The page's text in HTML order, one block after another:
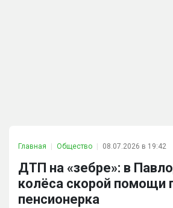
Главная Общество 08.07.2026 в 19:42
ДТП на «зебре»: в
колёса скорой помощи
пенсионерка